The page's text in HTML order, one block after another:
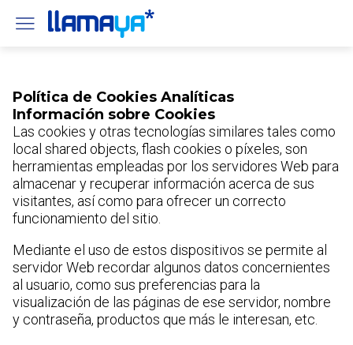
Política de Cookies Analíticas
Información sobre Cookies
Las cookies y otras tecnologías similares tales como
local shared objects, flash cookies o píxeles, son
herramientas empleadas por los servidores Web para
almacenar y recuperar información acerca de sus
visitantes, así como para ofrecer un correcto
funcionamiento del sitio.
Mediante el uso de estos dispositivos se permite al
servidor Web recordar algunos datos concernientes
al usuario, como sus preferencias para la
visualización de las páginas de ese servidor, nombre
y contraseña, productos que más le interesan, etc.